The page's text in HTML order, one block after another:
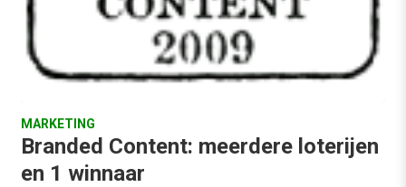
MARKETING
Branded Content: meerdere loterijen
en 1 winnaar